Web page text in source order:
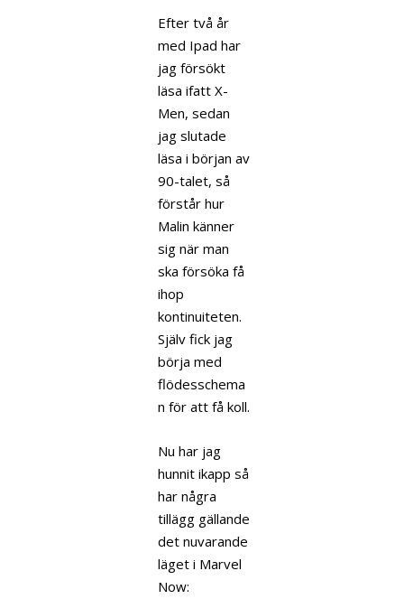
Efter två år
med Ipad har
jag försökt
läsa ifatt X-
Men, sedan
jag slutade
läsa i början av
90-talet, så
förstår hur
Malin känner
sig när man
ska försöka få
ihop
kontinuiteten.
Själv fick jag
börja med
flödesschema
n för att få koll.
Nu har jag
hunnit ikapp så
har några
tillägg gällande
det nuvarande
läget i Marvel
Now: